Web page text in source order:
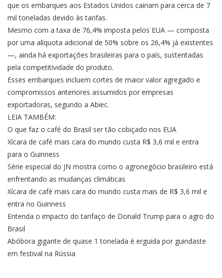
que os embarques aos Estados Unidos cairiam para cerca de 7
mil toneladas devido às tarifas.
Mesmo com a taxa de 76,4% imposta pelos EUA — composta
por uma alíquota adicional de 50% sobre os 26,4% já existentes
—, ainda há exportações brasileiras para o país, sustentadas
pela competitividade do produto.
Esses embarques incluem cortes de maior valor agregado e
compromissos anteriores assumidos por empresas
exportadoras, segundo a Abiec.
LEIA TAMBÉM:
O que faz o café do Brasil ser tão cobiçado nos EUA
Xícara de café mais cara do mundo custa R$ 3,6 mil e entra
para o Guinness
Série especial do JN mostra como o agronegócio brasileiro está
enfrentando as mudanças climáticas
Xícara de café mais cara do mundo custa mais de R$ 3,6 mil e
entra no Guinness
Entenda o impacto do tarifaço de Donald Trump para o agro do
Brasil
Abóbora gigante de quase 1 tonelada é erguida por guindaste
em festival na Rússia